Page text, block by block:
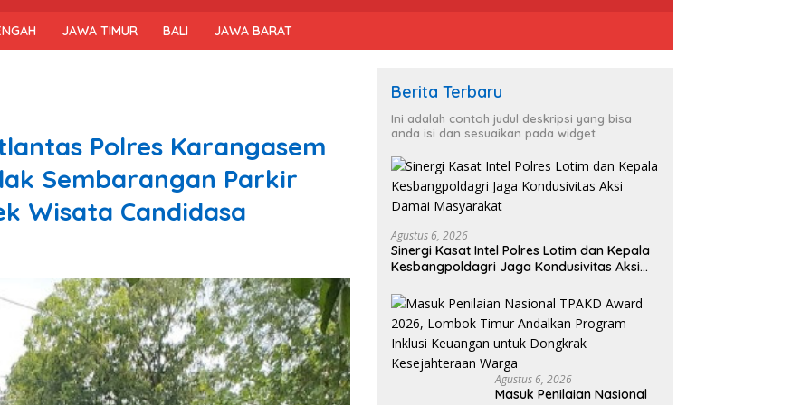
JAWA TIMUR BALI JAWA BARAT
Polres Karangasem
Sembarangan Parkir
Wisata Candidasa
Berita Terbaru
Ini adalah contoh judul deskripsi yang bisa
anda isi dan sesuaikan pada widget
Agustus 6, 2026
Sinergi Kasat Intel Polres Lotim dan Kepala
Kesbangpoldagri Jaga Kondusivitas Aksi
Agustus 6, 2026
Masuk Penilaian Nasional